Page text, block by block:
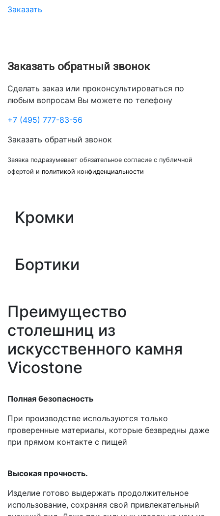
Заказать
Заказать обратный звонок
Сделать заказ или проконсультироваться по
любым вопросам Вы можете по телефону
+7 (495) 777-83-56
Заказать обратный звонок
Заявка подразумевает обязательное согласие с публичной
офертой и политикой конфиденциальности
Кромки
Бортики
Преимущество
столешниц из
искусственного камня
Vicostone
Полная безопасность
При производстве используются только
проверенные материалы, которые безвредны даже
при прямом контакте с пищей
Высокая прочность.
Изделие готово выдержать продолжительное
использование, сохраняя свой привлекательный